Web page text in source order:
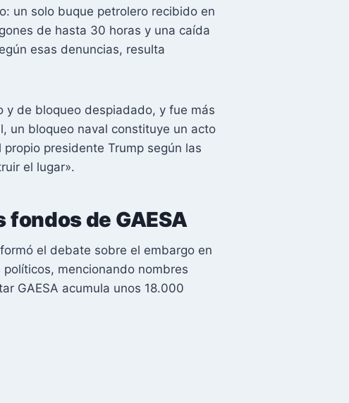
un solo buque petrolero recibido en
de hasta 30 horas y una caída
esas denuncias, resulta
y de bloqueo despiadado, y fue más
un bloqueo naval constituye un acto
presidente Trump según las
el lugar».
de GAESA
el debate sobre el embargo en
mencionando nombres
GAESA acumula unos 18.000